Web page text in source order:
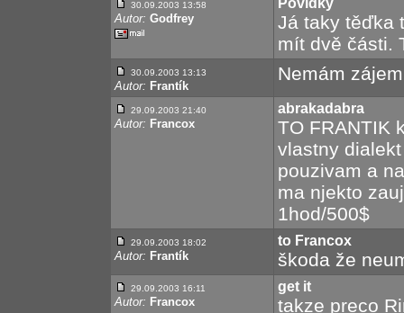
30.09.2003 13:58
Autor: Godfrey
Povídky
Já taky těďka
mít dvě části.
30.09.2003 13:13
Autor: Frantík
Nemám
29.09.2003 21:40
Autor: Francox
abrakadabra
TO FRANTIK
vlastny
pouzivam a
ma njekto
1hod/500$
29.09.2003 18:02
Autor: Frantík
to Francox
škoda že
29.09.2003 16:11
Autor: Francox
get it
takze preco